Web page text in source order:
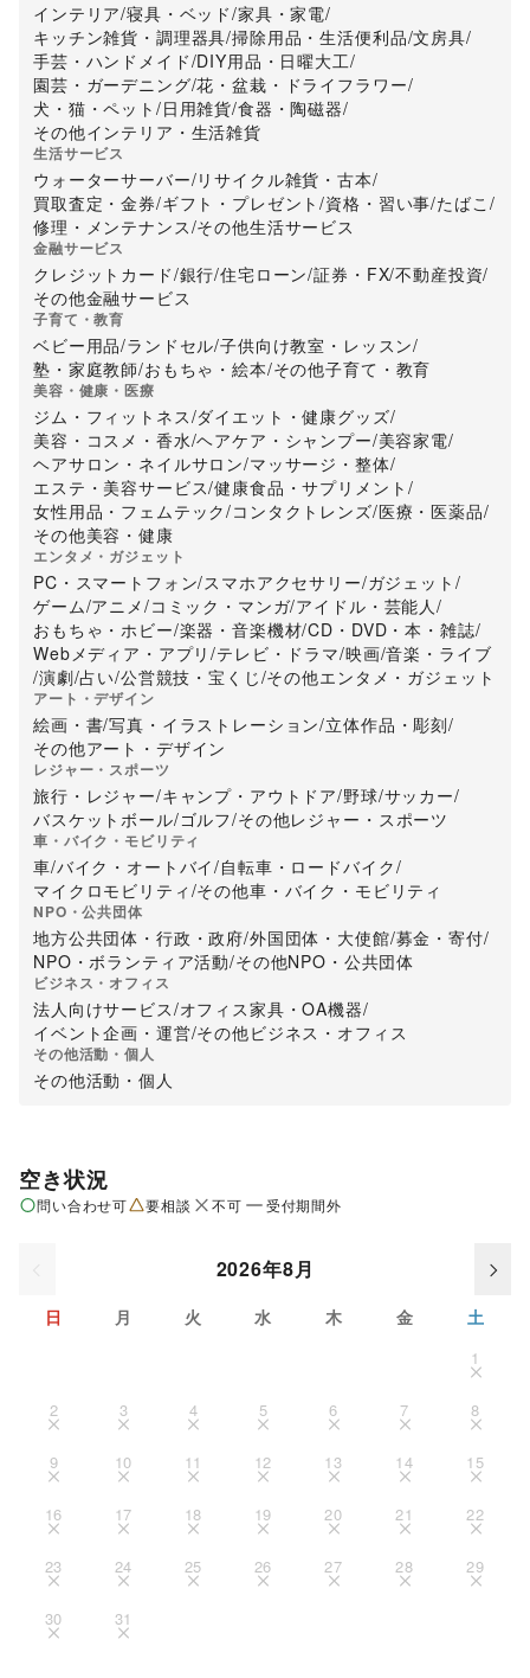
インテリア/寝具・ベッド/家具・家電/
キッチン雑貨・調理器具/掃除用品・生活便利品/文房具/
手芸・ハンドメイド/DIY用品・日曜大工/
園芸・ガーデニング/花・盆栽・ドライフラワー/
犬・猫・ペット /日用雑貨/食器・陶磁器/
その他インテリア・生活雑貨
生活サービス
ウォーターサーバー/リサイクル雑貨・古本/
買取査定・金券/ギフト・プレゼント/資格・習い事/たばこ /
修理・メンテナンス/その他生活サービス
金融サービス
クレジットカード/銀行/住宅ローン/証券・FX/不動産投資/
その他金融サービス
子育て・教育
ベビー用品/ランドセル/子供向け教室・レッスン/
塾・家庭教師/おもちゃ・絵本/その他子育て・教育
美容・健康・医療
ジム・フィットネス/ダイエット・健康グッズ/
美容・コスメ・香水/ヘアケア・シャンプー/美容家電/
ヘアサロン・ネイルサロン/マッサージ・整体/
エステ・美容サービス/健康食品・サプリメント /
女性用品・フェムテック/コンタクトレンズ/医療・医薬品/
その他美容・健康
エンタメ・ガジェット
PC・スマートフォン/スマホアクセサリー/ガジェット /
ゲーム/アニメ/コミック・マンガ/アイドル・芸能人/
おもちゃ・ホビー/楽器・音楽機材/CD・DVD・本・雑誌/
Webメディア・アプリ/テレビ・ドラマ/映画/音楽・ライブ
/演劇/占い/公営競技・宝くじ/その他エンタメ・ガジェット
アート・デザイン
絵画・書/写真・イラストレーション/立体作品・彫刻/
その他アート・デザイン
レジャー・スポーツ
旅行・レジャー/キャンプ・アウトドア/野球/サッカー/
バスケットボール/ゴルフ/その他レジャー・スポーツ
車・バイク・モビリティ
車/バイク・オートバイ/自転車・ロードバイク/
マイクロモビリティ /その他車・バイク・モビリティ
NPO・公共団体
地方公共団体・行政・政府/外国団体・大使館/募金・寄付/
NPO・ボランティア活動/その他NPO・公共団体
ビジネス・オフィス
法人向けサービス/オフィス家具・OA機器/
イベント企画・運営/その他ビジネス・オフィス
その他活動・個人
その他活動・個人
空き状況
問い合わせ可 要相談 不可 受付期間外
2026年8月
日 月 火 水 木 金 土
1
2 3 4 5 6 7 8
9 10 11 12 13 14 15
16 17 18 19 20 21 22
23 24 25 26 27 28 29
30 31